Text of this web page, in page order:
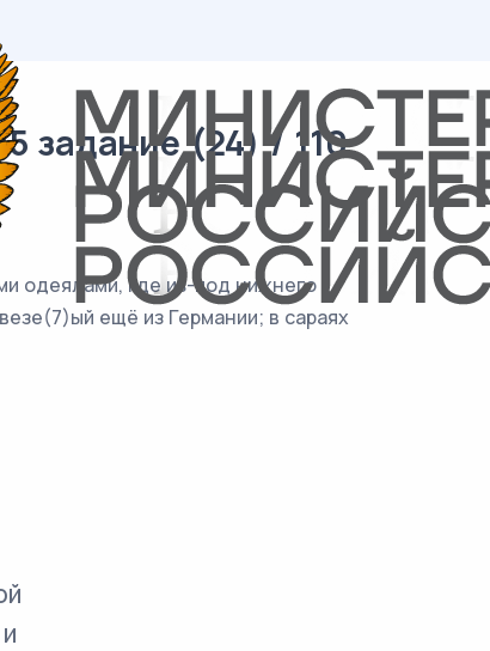
задание (24) / 110
одеялами, где из-под нижнего
ещё из Германии; в сараях